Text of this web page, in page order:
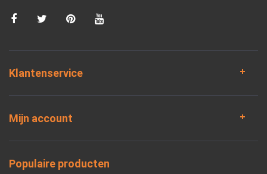
Klantenservice
Mijn account
Populaire producten